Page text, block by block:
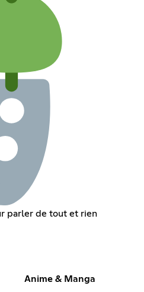
parler de tout et rien
Anime & Manga